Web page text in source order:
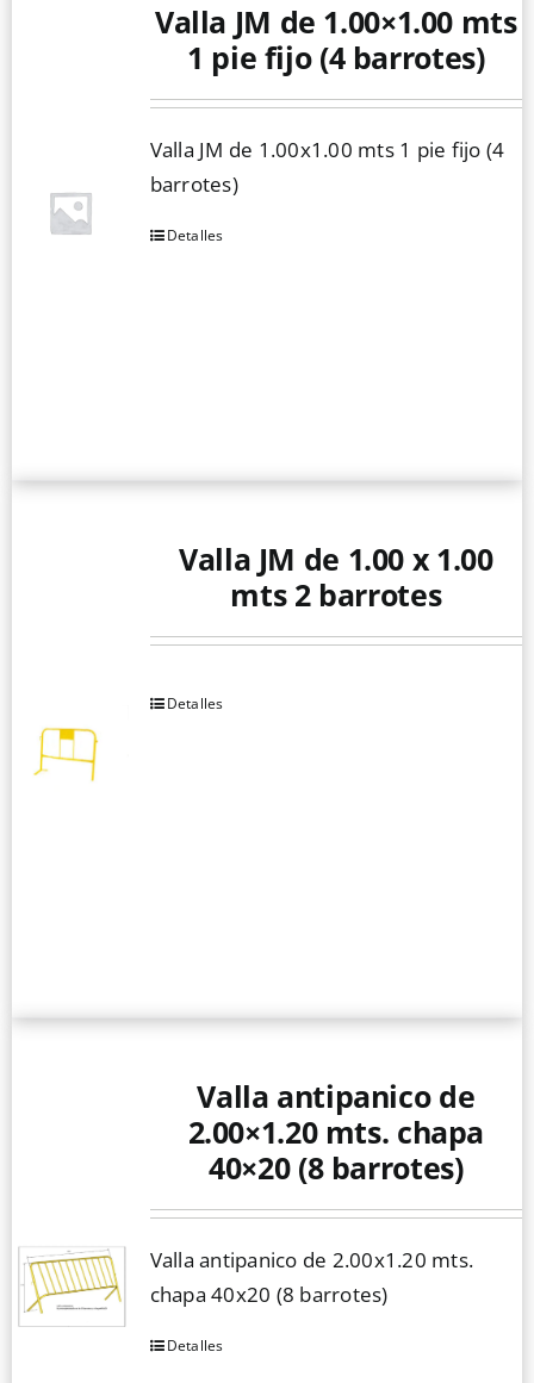
Valla JM de 1.00×1.00 mts
1 pie fijo (4 barrotes)
Valla JM de 1.00x1.00 mts 1 pie fijo (4
barrotes)
Detalles
Valla JM de 1.00 x 1.00
mts 2 barrotes
Detalles
Valla antipanico de
2.00×1.20 mts. chapa
40×20 (8 barrotes)
Valla antipanico de 2.00x1.20 mts.
chapa 40x20 (8 barrotes)
Detalles